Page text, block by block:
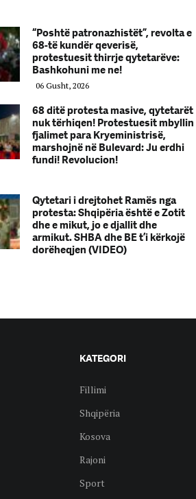
“Poshtë patronazhistët”, revolta e
68-të kundër qeverisë,
protestuesit thirrje qytetarëve:
Bashkohuni me ne!
06 Gusht, 2026
68 ditë protesta masive, qytetarët
nuk tërhiqen! Protestuesit mbyllin
fjalimet para Kryeministrisë,
marshojnë në Bulevard: Ju erdhi
fundi! Revolucion!
Qytetari i drejtohet Ramës nga
protesta: Shqipëria është e Zotit
dhe e mikut, jo e djallit dhe
armikut. SHBA dhe BE t’i kërkojë
dorëheqjen (VIDEO)
KATEGORI
Fillimi
Shqipëria
Kosova
Rajoni
Sport